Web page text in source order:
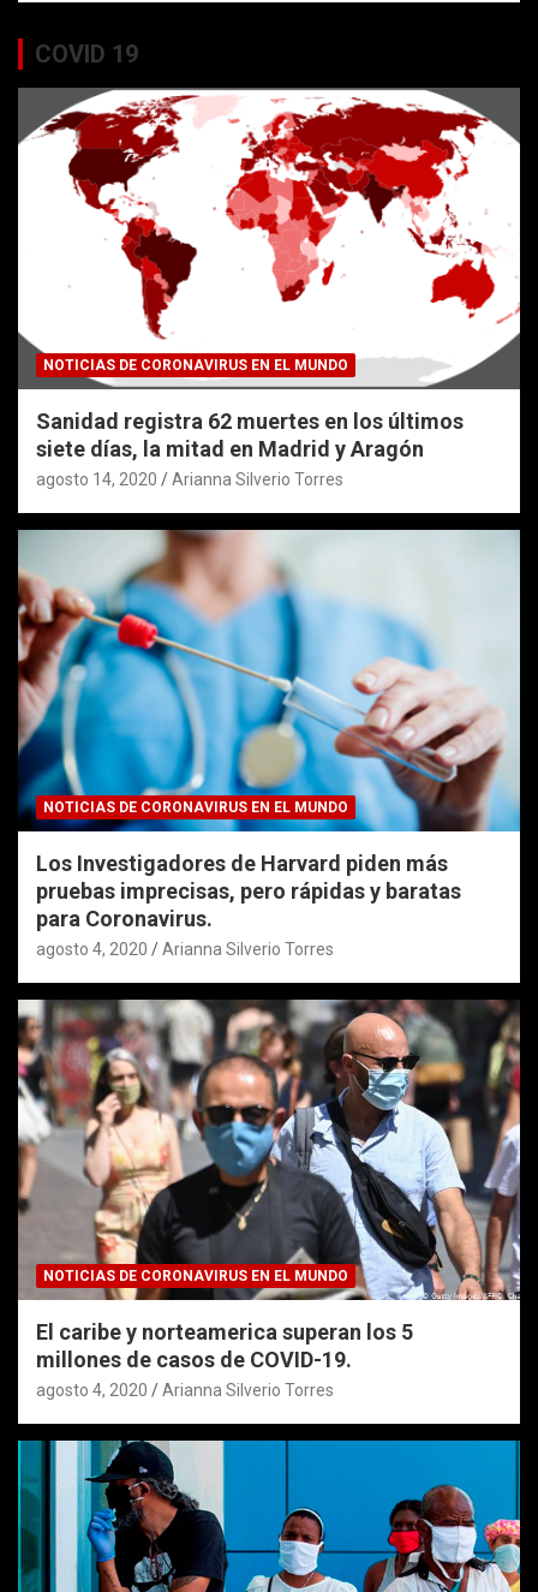
COVID 19
NOTICIAS DE CORONAVIRUS EN EL MUNDO
Sanidad registra 62 muertes en los últimos
siete días, la mitad en Madrid y Aragón
agosto 14, 2020 Arianna Silverio Torres
NOTICIAS DE CORONAVIRUS EN EL MUNDO
Los Investigadores de Harvard piden más
pruebas imprecisas, pero rápidas y baratas
para Coronavirus.
agosto 4, 2020 Arianna Silverio Torres
NOTICIAS DE CORONAVIRUS EN EL MUNDO
El caribe y norteamerica superan los 5
millones de casos de COVID-19.
agosto 4, 2020 Arianna Silverio Torres